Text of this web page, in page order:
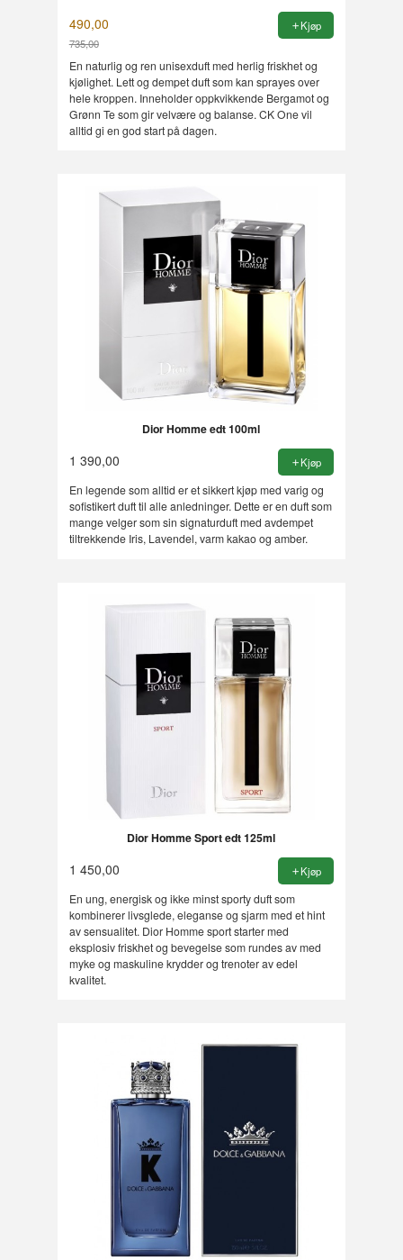
490,00
735,00
Rabatt
Kjøp
En naturlig og ren unisexduft med herlig friskhet og
kjølighet. Lett og dempet duft som kan sprayes over
hele kroppen. Inneholder oppkvikkende Bergamot og
Grønn Te som gir velvære og balanse. CK One vil
alltid gi en god start på dagen.
Dior Homme edt 100ml
1 390,00 Kjøp
En legende som alltid er et sikkert kjøp med varig og
sofistikert duft til alle anledninger. Dette er en duft som
mange velger som sin signaturduft med avdempet
tiltrekkende Iris, Lavendel, varm kakao og amber.
Dior Homme Sport edt 125ml
1 450,00 Kjøp
En ung, energisk og ikke minst sporty duft som
kombinerer livsglede, eleganse og sjarm med et hint
av sensualitet. Dior Homme sport starter med
eksplosiv friskhet og bevegelse som rundes av med
myke og maskuline krydder og trenoter av edel
kvalitet.